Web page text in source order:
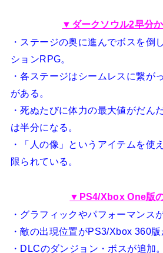
▼ダークソウル2早分
・ステージの奥に進んでボスを倒
ションRPG。
・各ステージはシームレスに繋が
がある。
・死ぬたびに体力の最大値がだん
は半分になる。
・「人の像」というアイテムを使
限られている。
▼PS4/Xbox One版
・グラフィックやパフォーマンス
・敵の出現位置がPS3/Xbox 360版
・DLCのダンジョン・ボスが追加